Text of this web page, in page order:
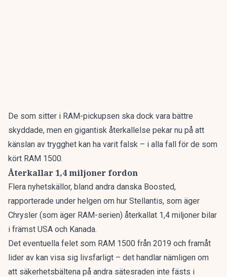
De som sitter i RAM-pickupsen ska dock vara bättre
skyddade, men en gigantisk återkallelse pekar nu på att
känslan av trygghet kan ha varit falsk – i alla fall för de som
kört RAM 1500.
Återkallar 1,4 miljoner fordon
Flera nyhetskällor, bland andra danska Boosted,
rapporterade under helgen om hur Stellantis, som äger
Chrysler (som äger RAM-serien) återkallat 1,4 miljoner bilar
i främst USA och Kanada.
Det eventuella felet som RAM 1500 från 2019 och framåt
lider av kan visa sig livsfarligt – det handlar nämligen om
att säkerhetsbältena på andra sätesraden inte fästs i